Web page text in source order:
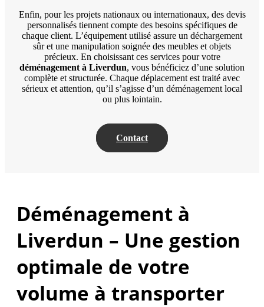
Enfin, pour les projets nationaux ou internationaux, des devis
personnalisés tiennent compte des besoins spécifiques de
chaque client. L’équipement utilisé assure un déchargement
sûr et une manipulation soignée des meubles et objets
précieux. En choisissant ces services pour votre
déménagement à Liverdun, vous bénéficiez d’une solution
complète et structurée. Chaque déplacement est traité avec
sérieux et attention, qu’il s’agisse d’un déménagement local
ou plus lointain.
Contact
Déménagement à
Liverdun – Une gestion
optimale de votre
volume à transporter